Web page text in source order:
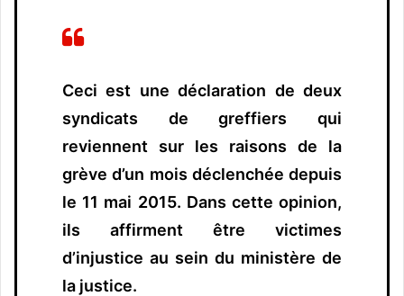
Ceci est une déclaration de deux
syndicats de greffiers qui
reviennent sur les raisons de la
grève d’un mois déclenchée depuis
le 11 mai 2015. Dans cette opinion,
ils affirment être victimes
d’injustice au sein du ministère de
la justice.